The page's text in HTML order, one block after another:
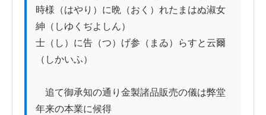
時様（はやり）に晩（おく）れたまはぬ淑女
紳（しゆくぢよしん）
士（し）に告（つ）げ参（まゐ）らすと云爾
（しかいふ）
追て御承知の通り金製諸品販売の儀は弊堂
年来の本業に候得